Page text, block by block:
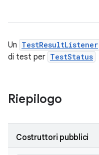
Un TestResultListener
di test per TestStatus
Riepilogo
Costruttori pubblici